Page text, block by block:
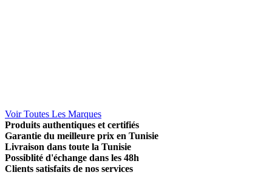
Voir Toutes Les Marques
Produits authentiques et certifiés
Garantie du meilleure prix en Tunisie
Livraison dans toute la Tunisie
Possiblité d'échange dans les 48h
Clients satisfaits de nos services